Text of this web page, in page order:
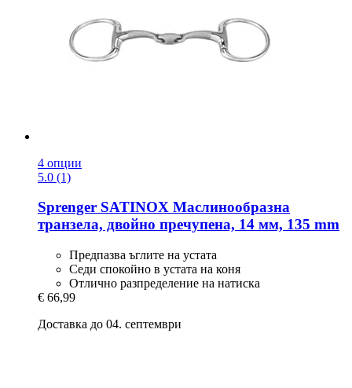
4 опции
5.0 (1)
Sprenger SATINOX Маслинообразна
транзела, двойно пречупена, 14 мм, 135 mm
Предпазва ъглите на устата
Седи спокойно в устата на коня
Отлично разпределение на натиска
€ 66,99
Доставка до 04. септември